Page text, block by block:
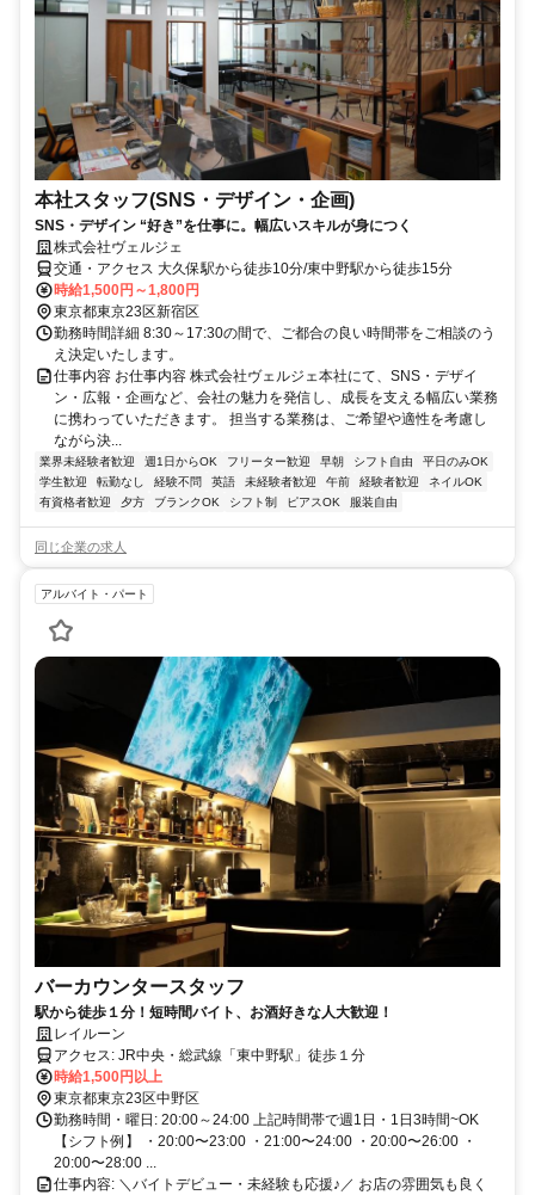
本社スタッフ(SNS・デザイン・企画)
SNS・デザイン “好き”を仕事に。幅広いスキルが身につく
株式会社ヴェルジェ
交通・アクセス 大久保駅から徒歩10分/東中野駅から徒歩15分
時給1,500円～1,800円
東京都東京23区新宿区
勤務時間詳細 8:30～17:30の間で、ご都合の良い時間帯をご相談のう
え決定いたします。
仕事内容 お仕事内容 株式会社ヴェルジェ本社にて、SNS・デザイ
ン・広報・企画など、会社の魅力を発信し、成長を支える幅広い業務
に携わっていただきます。 担当する業務は、ご希望や適性を考慮し
ながら決...
業界未経験者歓迎 週1日からOK フリーター歓迎 早朝 シフト自由
平日のみOK
学生歓迎
転勤なし 経験不問 英語 未経験者歓迎 午前 経験者歓迎
ネイルOK
有資格者歓迎
夕方 ブランクOK シフト制 ピアスOK 服装自由
同じ企業の求人
アルバイト・パート
バーカウンタースタッフ
駅から徒歩１分！短時間バイト、お酒好きな人大歓迎！
レイルーン
アクセス: JR中央・総武線「東中野駅」徒歩１分
時給1,500円以上
東京都東京23区中野区
勤務時間・曜日: 20:00～24:00 上記時間帯で週1日・1日3時間~OK
【シフト例】 ・20:00〜23:00 ・21:00〜24:00 ・20:00〜26:00 ・
20:00〜28:00 ...
仕事内容: ＼バイトデビュー・未経験も応援♪／ お店の雰囲気も良く